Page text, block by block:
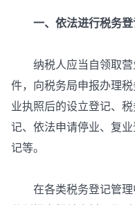
一、依法进行税务登
纳税人应当自领取营
件，向税务局申报办理
业执照后的设立登记、
记、依法申请停业、复
记等。
在各类税务登记管理